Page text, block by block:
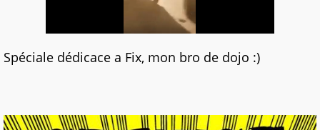
Spéciale dédicace a Fix, mon bro de dojo :)